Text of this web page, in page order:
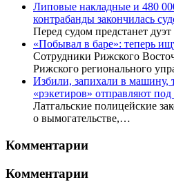
Липовые накладные и 480
контрабанды закончилась
Перед судом предстанет
«Побывал в баре»: теперь
Сотрудники Рижского
Рижского регионального
Избили, запихали в машину,
«рэкетиров» отправляют под
Латгальские полицейские
о вымогательстве,…
Комментарии
Комментарии